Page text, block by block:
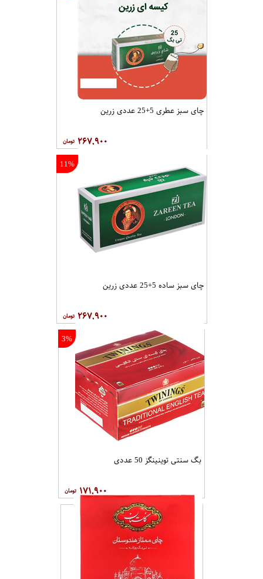
چای سبز عطری 5+25 عددی زرین
۲۶۷,۹۰۰
11%
چای سبز ساده 5+25 عددی زرین
۲۶۷,۹۰۰
3%
بگ سنتی توینینگز 50 عددی
۱۷۱,۹۰۰